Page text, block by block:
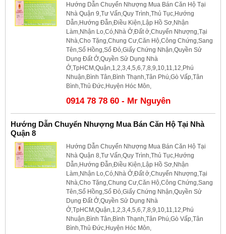
Hướng Dẫn Chuyển Nhượng Mua Bán Căn Hộ Tại
Nhà Quận 9,Tư Vấn,Quy Trình,Thủ Tục,Hướng
Dẫn,Hướng Đẫn,Điều Kiện,Lập Hồ Sơ,Nhận
Làm,Nhận Lo,Có,Nhà Ở,Đất ở,Chuyển Nhượng,Tại
Nhà,Cho Tặng,Chung Cư,Căn Hộ,Công Chứng,Sang
Tên,Sổ Hồng,Sổ Đỏ,Giấy Chứng Nhận,Quyền Sử
Dụng Đất Ở,Quyền Sử Dụng Nhà
Ở,TpHCM,Quận,1,2,3,4,5,6,7,8,9,10,11,12,Phú
Nhuận,Bình Tân,Bình Thạnh,Tân Phú,Gò Vấp,Tân
Bình,Thủ Đức,Huyện Hóc Môn,
0914 78 78 60 - Mr Nguyên
Hướng Dẫn Chuyển Nhượng Mua Bán Căn Hộ Tại Nhà
Quận 8
Hướng Dẫn Chuyển Nhượng Mua Bán Căn Hộ Tại
Nhà Quận 8,Tư Vấn,Quy Trình,Thủ Tục,Hướng
Dẫn,Hướng Đẫn,Điều Kiện,Lập Hồ Sơ,Nhận
Làm,Nhận Lo,Có,Nhà Ở,Đất ở,Chuyển Nhượng,Tại
Nhà,Cho Tặng,Chung Cư,Căn Hộ,Công Chứng,Sang
Tên,Sổ Hồng,Sổ Đỏ,Giấy Chứng Nhận,Quyền Sử
Dụng Đất Ở,Quyền Sử Dụng Nhà
Ở,TpHCM,Quận,1,2,3,4,5,6,7,8,9,10,11,12,Phú
Nhuận,Bình Tân,Bình Thạnh,Tân Phú,Gò Vấp,Tân
Bình,Thủ Đức,Huyện Hóc Môn,